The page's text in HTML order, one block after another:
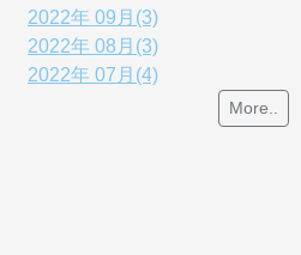
2022年 09月(3)
2022年 08月(3)
2022年 07月(4)
More..